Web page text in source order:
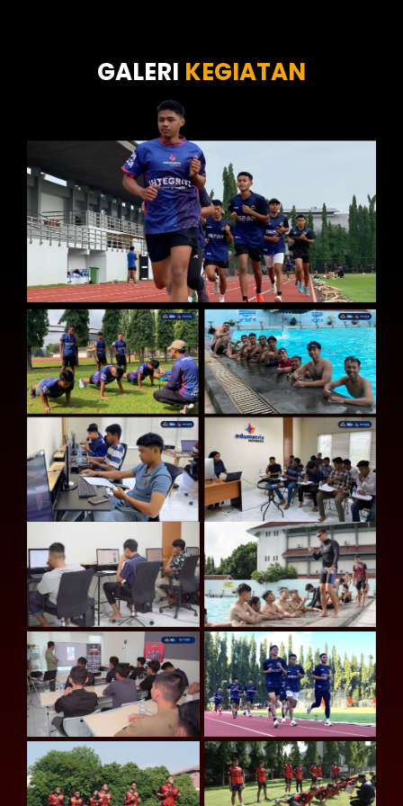
Tes Kepribadian
GALERI KEGIATAN